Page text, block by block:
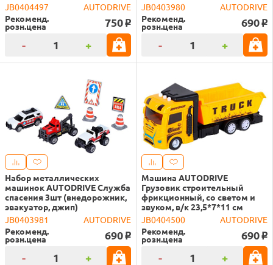
JB0404497
AUTODRIVE
Рекоменд.
розн.цена 750 o
- +
JB0403980
AUTODRIVE
Рекоменд.
розн.цена 690 o
- +
Набор металлических
машинок AUTODRIVE Служба
спасения 3шт (внедорожник,
эвакуатор, джип)
JB0403981
AUTODRIVE
Рекоменд.
розн.цена 690 o
- +
Машина AUTODRIVE
Грузовик строительный
фрикционный, со светом и
звуком, в/к 23,5*7*11 см
JB0404500
AUTODRIVE
Рекоменд.
розн.цена 690 o
- +